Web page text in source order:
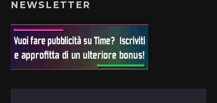
NEWSLETTER